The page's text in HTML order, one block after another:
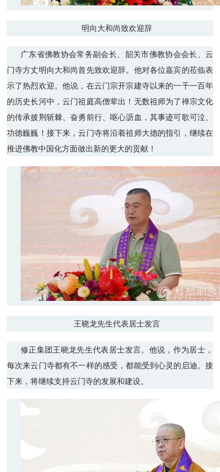
明向大和尚致欢迎辞
广东省佛教协会常务副会长、韶关市佛教协会会长、云
门寺方丈明向大和尚首先致欢迎辞。他对各位嘉宾的莅临表
示了热烈欢迎。他说，在云门宗开宗建寺以来的一千一百年
的历史长河中，云门祖庭高僧辈出！无数祖师为了禅宗文化
的传承披荆斩棘、奋勇前行、呕心沥血，其事迹可歌可泣、
功德巍巍！接下来，云门寺将沿着祖师大德的指引，继续在
推进佛教中国化方面做出新的更大的贡献！
王晓龙先生代表居士发言
修正集团王晓龙先生代表居士发言。他说，作为居士，
每次来云门寺都有不一样的感受，都能受到心灵的启迪。接
下来，将继续支持云门寺的发展和建设。